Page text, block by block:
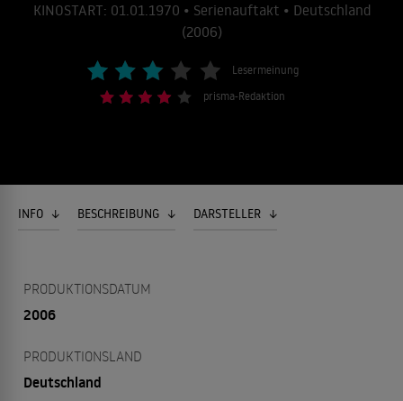
KINOSTART: 01.01.1970 • Serienauftakt • Deutschland
(2006)
Lesermeinung
prisma-Redaktion
INFO BESCHREIBUNG DARSTELLER
PRODUKTIONSDATUM
2006
PRODUKTIONSLAND
Deutschland